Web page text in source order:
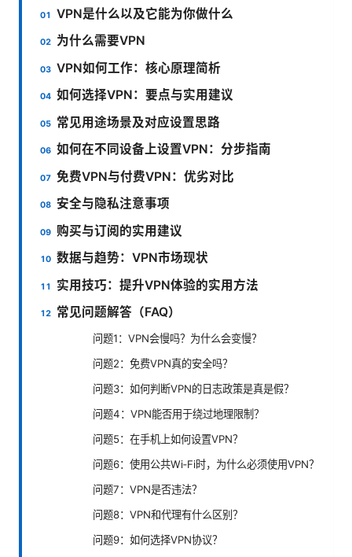
VPN是什么以及它能为你做什么
为什么需要VPN
VPN如何工作：核心原理简析
如何选择VPN：要点与实用建议
常见用途场景及对应设置思路
如何在不同设备上设置VPN：分步指南
免费VPN与付费VPN：优劣对比
安全与隐私注意事项
购买与订阅的实用建议
数据与趋势：VPN市场现状
实用技巧：提升VPN体验的实用方法
常见问题解答（FAQ）
问题1：VPN会慢吗？为什么会变慢？
问题2：免费VPN真的安全吗？
问题3：如何判断VPN的日志政策是真是假？
问题4：VPN能否用于绕过地理限制？
问题5：在手机上如何设置VPN？
问题6：使用公共Wi‑Fi时，为什么必须使用VPN？
问题7：VPN是否违法？
问题8：VPN和代理有什么区别？
问题9：如何选择VPN协议？